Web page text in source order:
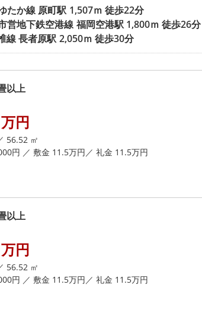
たか線 原町駅 1,507ｍ 徒歩22分
営地下鉄空港線 福岡空港駅1,800ｍ 徒歩26分
線長者原駅 2,050ｍ 徒歩30分
以上
万円
56.52 ㎡
円 ／ 敷金 11.5万円／ 礼金 11.5万円
以上
万円
56.52 ㎡
円 ／ 敷金 11.5万円／ 礼金 11.5万円